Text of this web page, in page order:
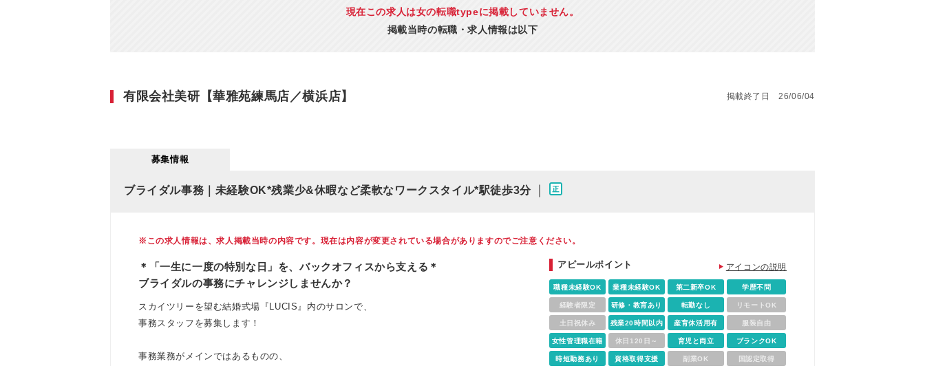
現在この求人は女の転職typeに掲載していません。
掲載当時の転職・求人情報は以下
有限会社美研【華雅苑練馬店／横浜店】 掲載終了日 26/06/04
募集情報
ブライダル事務｜未経験OK*残業少&休暇など柔軟なワークスタイル*駅徒歩3分
※この求人情報は、求人掲載当時の内容です。現在は内容が変更されている場合がありますのでご注意ください。
＊「一生に一度の特別な日」を、バックオフィスから支える＊
ブライダルの事務にチャレンジしませんか？
スカイツリーを望む結婚式場『LUCIS』内のサロンで、
事務スタッフを募集します！
事務業務がメインではあるものの、
アピールポイント アイコンの説明
職種未経験OK 業種未経験OK 第二新卒OK 学歴不問
経験者限定 研修・教育あり 転勤なし リモートOK
土日祝休み 残業20時間以内 産育休活用有 服装自由
女性管理職在籍 休日120日～ 育児と両立 ブランクOK
時短勤務あり 資格取得支援 副業OK 国認定取得